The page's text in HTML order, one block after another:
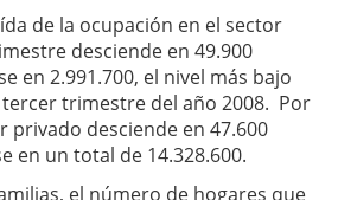
de la ocupación en el sector
desciende en 49.900
en 2.991.700, el nivel más bajo
trimestre del año 2008. Por
privado desciende en 47.600
en un total de 14.328.600.
el número de hogares que